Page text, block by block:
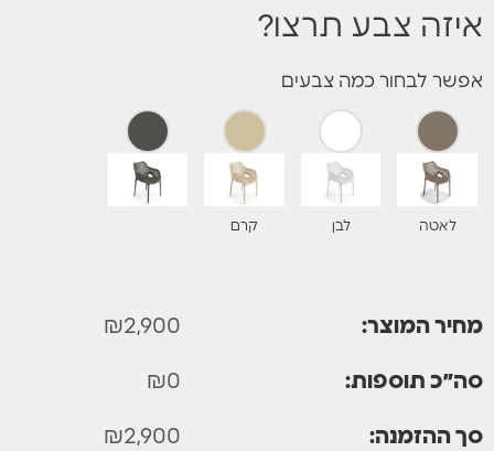
איזה צבע תרצו?
אפשר לבחור כמה צבעים
לאטה לבן קרם
מחיר המוצר: ₪2,900
סה״כ תוספות: ₪0
סך ההזמנה: ₪2,900